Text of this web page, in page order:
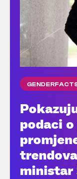
podaci
ministar